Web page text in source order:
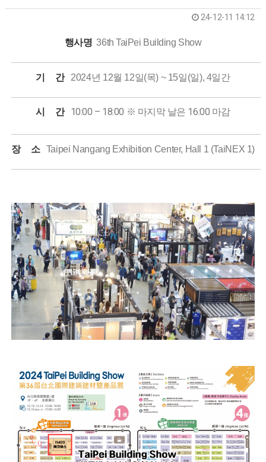
24-12-11 14:12
행사명36th TaiPei Building Show
기 간 2024년 12월 12일(목) ~ 15일(일), 4일간
시 간 10:00 – 18:00 ※ 마지막 날은 16:00 마감
장 소 Taipei Nangang Exhibition Center, Hall 1 (TaiNEX 1)